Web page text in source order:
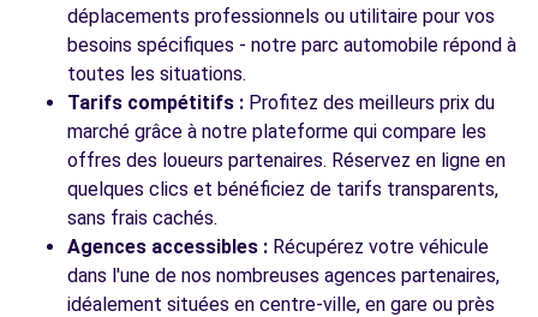
déplacements professionnels ou utilitaire pour vos
besoins spécifiques - notre parc automobile répond à
toutes les situations.
Tarifs compétitifs : Profitez des meilleurs prix du
marché grâce à notre plateforme qui compare les
offres des loueurs partenaires. Réservez en ligne en
quelques clics et bénéficiez de tarifs transparents,
sans frais cachés.
Agences accessibles : Récupérez votre véhicule
dans l'une de nos nombreuses agences partenaires,
idéalement situées en centre-ville, en gare ou près